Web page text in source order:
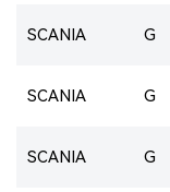
SCANIA G
SCANIA G
SCANIA G